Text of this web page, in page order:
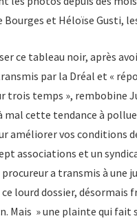
Bourges et Héloïse Gusti,
ce tableau noir, après
par la Dréal et «
trois temps », rembobine
cette tendance à
améliorer vos conditions
associations et un
a transmis à une
lourd dossier, désormais
Mais » une plainte qui fait